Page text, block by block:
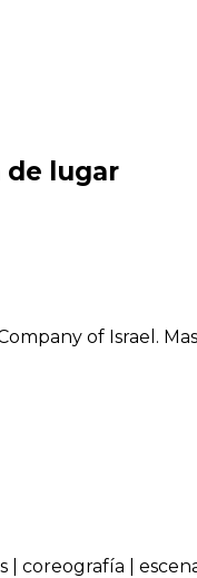
de lugar
of Israel.
coreografía